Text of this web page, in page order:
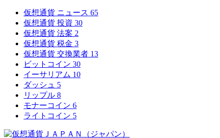
仮想通貨 ニュース 65
仮想通貨 投資 30
仮想通貨 法案 2
仮想通貨 税金 3
仮想通貨 交換業者 13
ビットコイン 30
イーサリアム 10
ダッシュ 5
リップル 8
モナーコイン 6
ライトコイン 5